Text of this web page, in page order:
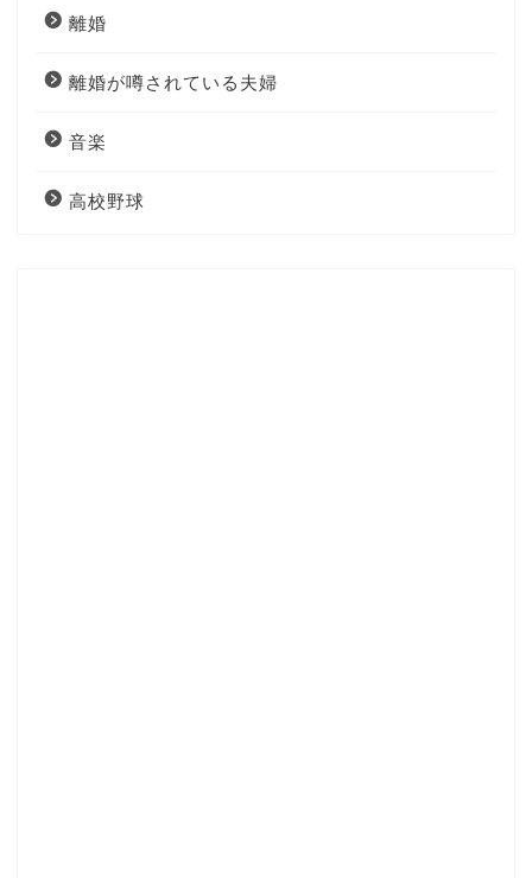
離婚
離婚が噂されている夫婦
音楽
高校野球